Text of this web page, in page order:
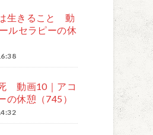
生きること 動
ルセラピーの休
動画10｜アコ
の休憩（745）